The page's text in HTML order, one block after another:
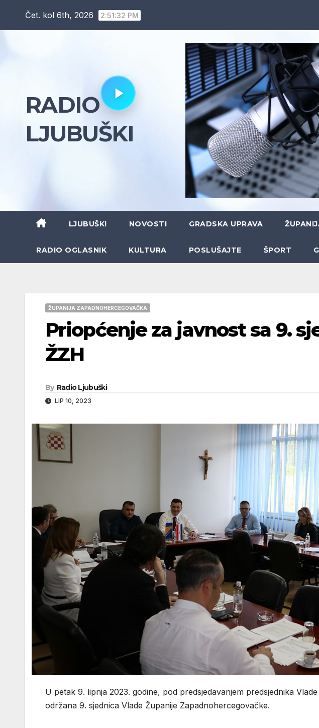
Čet. kol 6th, 2026 2:51:34 PM
RADIO
LJUBUŠKI
LJUBUŠKI NOVOSTI GRADSKA UPRAVA
RADIO OGLASNIK KULTURA POSLUŠAJTE ŠPORT
ŽUPANIJA ZAPADNOHERCEGOVAČKA
Priopćenje za javnost sa 9.
ŽZH
By Radio Ljubuški
LIP 10, 2023
U petak 9. lipnja 2023. godine, pod predsjedavanjem predsjednika
održana 9. sjednica Vlade Županije Zapadnohercegovačke.